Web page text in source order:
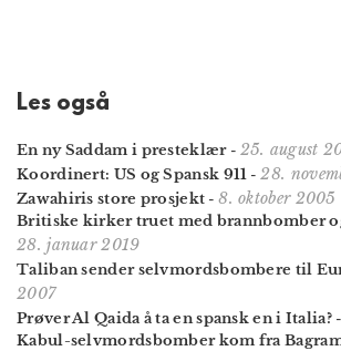
Les også
En ny Saddam i presteklær- 25. august
Koordinert: US og Spansk 911 -28.
Zawahiris store prosjekt -8. oktober 2005
Britiske kirker truet med brannbomber
28. januar 2019
Taliban sender selvmordsbombere til
2007
Prøver Al Qaida å ta en spansk en i Italia?-
Kabul-selvmordsbomber kom fra